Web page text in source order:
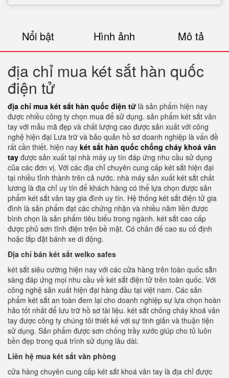
Nổi bật Hình ảnh Mô tả
địa chỉ mua két sắt hàn quốc
điện tử
địa chỉ mua két sắt hàn quốc điện tử là sản phẩm hiện nay
được nhiều công ty chọn mua để sử dụng. sản phẩm két sắt vân
tay với mẫu mã đẹp và chất lượng cao được sản xuất với công
nghệ hiện đại Lưa trữ và bảo quản hồ sơ doanh nghiệp là vấn đề
rất cần thiết. hiện nay két sắt hàn quốc chống cháy khoá vân
tay được sản xuất tại nhà máy uy tín đáp ứng nhu cầu sử dụng
của các đơn vị. Với các địa chỉ chuyên cung cấp két sắt hiện đại
tại nhiều tỉnh thành trên cả nước. nhà máy sản xuất két sắt chất
lương là địa chỉ uy tín để khách hàng có thể lựa chọn được sản
phẩm két sắt vân tay gia đình uy tín. Hệ thống két sắt điện tử gia
đình là sản phẩm đạt các chứng nhận và nhiều năm liền được
bình chọn là sản phẩm tiêu biểu trong ngành. két sắt cao cấp
được phủ sơn tĩnh điện trên bề mặt. Có chân đế cao su cố định
hoặc lắp đặt bánh xe di động.
Địa chỉ bán két sắt welko safes
két sắt siêu cường hiện nay với các cửa hàng trên toàn quốc sẵn
sàng đáp ứng mọi nhu cầu về két sắt điện tử trên toàn quốc. Với
công nghệ sản xuất hiện đại hàng đầu tại việt nam. Các sản
phẩm két sắt an toàn đem lại cho doanh nghiệp sự lựa chọn hoàn
hảo tốt nhất để lưu trữ hồ sơ tài liệu. két sắt chống cháy khoá vân
tay được công ty chúng tôi thiết kế với sự tinh giản và thuận tiện
sử dụng. Sản phẩm được sơn chống trầy xước giúp cho tủ luôn
bền đẹp trong quá trình sử dụng lâu dài.
Liên hệ mua két sắt văn phòng
cửa hàng chuyên cung cấp két sắt khoá vân tay là địa chỉ được